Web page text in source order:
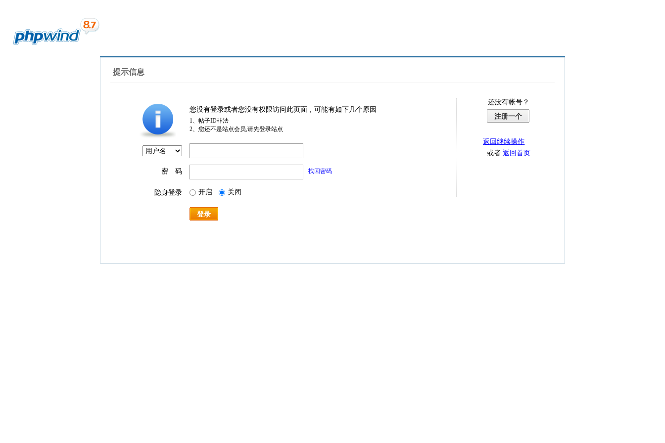
提示信息
您没有登录或者您没有权限访问此页面，可能有如下几个原因
1、帖子ID非法
2、您还不是站点会员,请先登录站点
密 码 找回密码
隐身登录 开启 关闭
登录
还没有帐号？
注册一个
返回继续操作
或者返回首页